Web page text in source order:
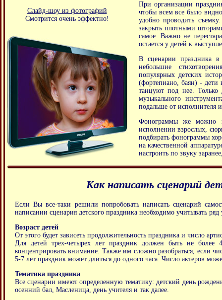
При организации
чтобы всем все было
удобно проводить
закрыть плотными
самое. Важно не
остается у детей к
В сценарии праздника в
небольшие
популярных детских
(фортепиано, баян) -
танцуют под нее. Только
музыкального
подальше от исполнителя
Фонограммы же можно
исполнении взрослых,
подбирать фонограммы
на качественной
настроить по звуку
Слайд-шоу из фотографий
Смотрится очень эффектно!
Как написать сценарий
Если Вы все-таки решили попробовать написать сценарий
написании сценария детского праздника необходимо учитывать
Возраст детей
От этого будет зависеть продолжительность праздника и число
Для детей трех-четырех лет праздник должен быть не
концентрировать внимание. Также им сложно разобраться, если
5-7 лет праздник может длиться до одного часа. Число актеров
Тематика праздника
Все сценарии имеют определенную тематику: детский день
осенний бал, Масленица, день учителя и так далее.